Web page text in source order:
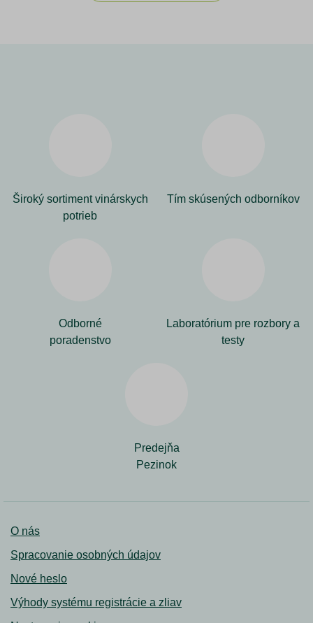
Široký sortiment vinárskych
potrieb
Tím skúsených odborníkov
Odborné
poradenstvo
Laboratórium pre rozbory a
testy
Predejňa
Pezinok
O nás
Spracovanie osobných údajov
Nové heslo
Výhody systému registrácie a zliav